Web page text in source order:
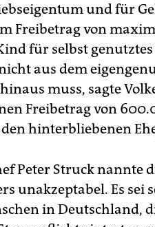
und für
Freibetrag von
für selbst
aus dem
muss, sagte
Freibetrag von
hinterbliebenen
Peter Struck nannte
unakzeptabel. Es sei
in Deutschland,